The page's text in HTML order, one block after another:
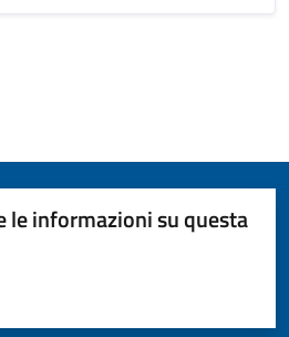
le informazioni su questa
su 5
su 5
5